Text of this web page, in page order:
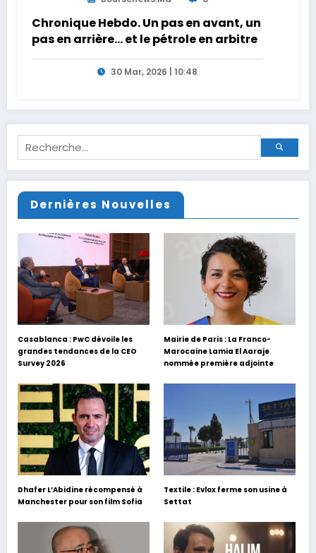
Chronique Hebdo. Un pas en avant, un
pas en arrière… et le pétrole en arbitre
30 Mar, 2026 | 10:48
Dernières Nouvelles
Casablanca : PwC dévoile les
grandes tendances de la CEO
Survey 2026
Mairie de Paris : La Franco-
Marocaine Lamia El Aaraje
nommée première adjointe
Dhafer L’Abidine récompensé à
Manchester pour son film Sofia
Textile : Evlox ferme son usine à
Settat